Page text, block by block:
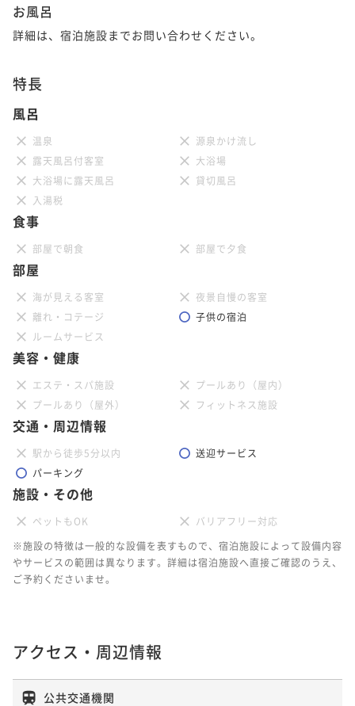
お風呂
詳細は、宿泊施設までお問い合わせください。
特長
風呂
温泉
源泉かけ流し
露天風呂付客室
大浴場
大浴場に露天風呂
貸切風呂
入湯税
食事
部屋で朝食 部屋で夕食
部屋
海が見える客室
夜景自慢の客室
離れ・コテージ
子供の宿泊
ルームサービス
美容・健康
エステ・スパ施設
プールあり（屋内）
プールあり（屋外）
フィットネス施設
交通・周辺情報
駅から徒歩5分以内
送迎サービス
パーキング
施設・その他
ペットもOK
バリアフリー対応
※施設の特徴は一般的な設備を表すもので、宿泊施設によって設備内容
やサービスの範囲は異なります。詳細は宿泊施設へ直接ご確認のうえ、
ご予約くださいませ。
アクセス・周辺情報
公共交通機関